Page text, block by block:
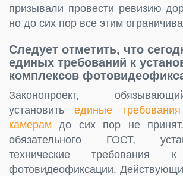
призывали провести ревизию
но до сих пор все этим
Следует отметить, что
единых требований к
комплексов
Законопроект,
установить единые
камерам до сих пор не
обязательного ГОСТ,
технические требования к
фотовидеофиксации.